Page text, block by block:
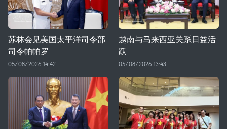
苏林会见美国太平洋司令部
司令帕帕罗
05/08/2026 14:42
越南与马来西亚关系日益活
跃
05/08/2026 13:43